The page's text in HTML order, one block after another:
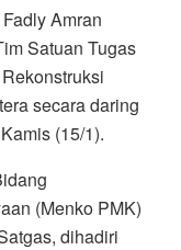
Amran
Satuan Tugas
secara daring
(15/1).
(Menko PMK)
dihadiri